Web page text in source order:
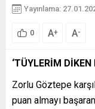
Yayınlama:
0 A+ A-
‘TÜYLERİM DİKEN
Zorlu Göztepe
puan almayı